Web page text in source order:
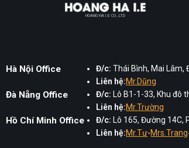
HOANG HA I.E CO., LTD
Hà Nội Office Đ/c: Thái Bình, Mai Lâm,
Liên hệ:Mr.Dũng
Đà Nẵng Office Đ/c: Lô B1-1-33, Khu đô
Liên hệ:Mr.Trường
Hồ Chí Minh Office Đ/c: Lô 165, Đường 14C,
Liên hệ:Mr.Tư-Mrs.Trang